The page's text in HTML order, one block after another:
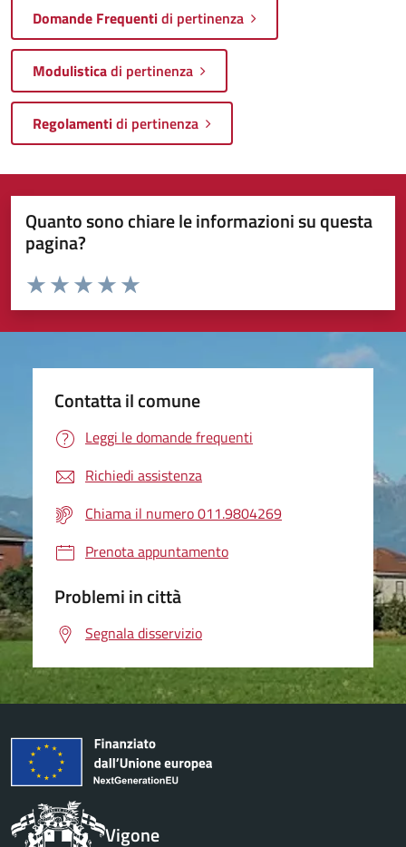
Domande Frequentidi pertinenza
Modulisticadi pertinenza
Regolamentidi pertinenza
Quanto sono chiare le informazioni su questa
pagina?
Valuta da 1 a 5 stelle la pagina
Valuta 5 stelle su 5
Valuta 4 stelle su 5
Valuta 3 stelle su 5
Valuta 2 stelle su 5
Valuta 1 stelle su 5
Contatta il comune
Leggi le domande frequenti
Richiedi assistenza
Chiama il numero 011.9804269
Prenota appuntamento
Problemi in città
Segnala disservizio
Vigone